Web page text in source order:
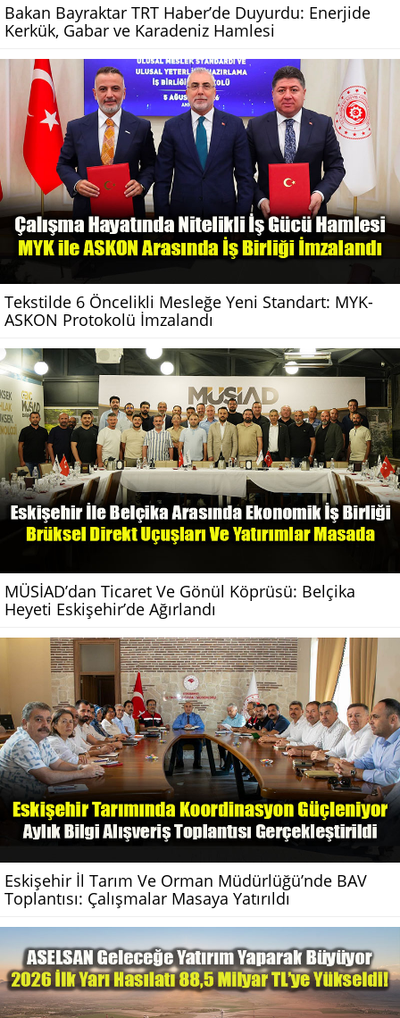
Bakan Bayraktar TRT Haber’de Duyurdu: Enerjide
Kerkük, Gabar ve Karadeniz Hamlesi
Tekstilde 6 Öncelikli Mesleğe Yeni Standart: MYK-
ASKON Protokolü İmzalandı
MÜSİAD’dan Ticaret Ve Gönül Köprüsü: Belçika
Heyeti Eskişehir’de Ağırlandı
Eskişehir İl Tarım Ve Orman Müdürlüğü’nde BAV
Toplantısı: Çalışmalar Masaya Yatırıldı